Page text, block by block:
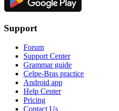
Support
Forum
Support Center
Grammar guide
Celpe-Bras practice
Android app
Help Center
Pricing
Contact Us